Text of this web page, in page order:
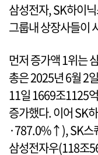
삼성전자, SK하이
그룹내 상장사들이
먼저 증가액 1위는
총은 2025년 6월 2
11일 1669조1125
증가했다. 이어 SK
·787.0%↑), SK
삼성전자우(118조